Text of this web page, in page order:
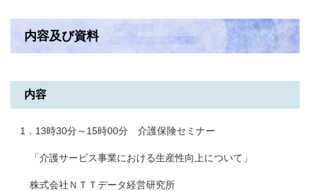
内容及び資料
内容
1．13時30分～15時00分 介護保険セミナー
「介護サービス事業における生産性向上について」
株式会社ＮＴＴデータ経営研究所